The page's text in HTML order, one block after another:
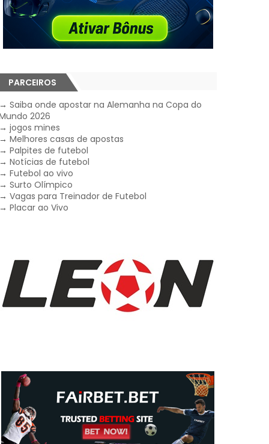
PARCEIROS
→Saiba onde apostar na Alemanha na Copa do
2026
→jogos mines
→Melhores casas de apostas
→Palpites de futebol
→Notícias de futebol
→Futebol ao vivo
→Surto Olímpico
→Vagas para Treinador de Futebol
→Placar ao Vivo